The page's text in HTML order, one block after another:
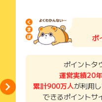
ポ
ポイントタ
運営実績20
累計900万人が利用
できるポイントサ